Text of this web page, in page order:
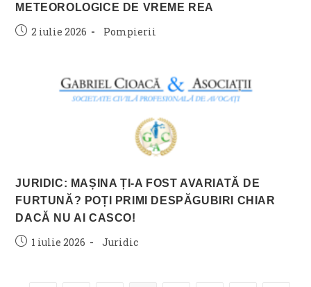
METEOROLOGICE DE VREME REA
Post2 iulie 2026
Post
Pompierii
JURIDIC: MAȘINA ȚI-A FOST AVARIATĂ DE
FURTUNĂ? POȚI PRIMI DESPĂGUBIRI CHIAR
DACĂ NU AI CASCO!
Post1 iulie 2026
Post
Juridic